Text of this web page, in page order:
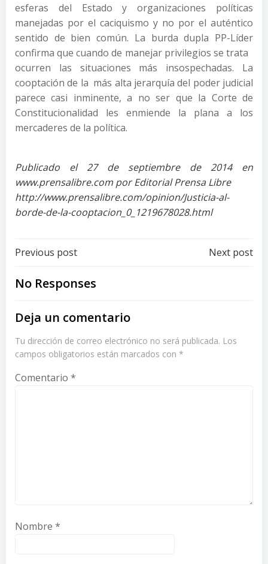
esferas del Estado y organizaciones políticas
manejadas por el caciquismo y no por el auténtico
sentido de bien común. La burda dupla PP-Líder
confirma que cuando de manejar privilegios se trata
ocurren las situaciones más insospechadas. La
cooptación de la más alta jerarquía del poder judicial
parece casi inminente, a no ser que la Corte de
Constitucionalidad les enmiende la plana a los
mercaderes de la política.
Publicado el 27 de septiembre de 2014 en
www.prensalibre.com por Editorial Prensa Libre
http://www.prensalibre.com/opinion/Justicia-al-
borde-de-la-cooptacion_0_1219678028.html
Post
navigation
Previous post Next post
No Responses
Deja un comentario
Tu dirección de correo electrónico no será publicada. Los
campos obligatorios están marcados con *
Comentario *
Nombre *